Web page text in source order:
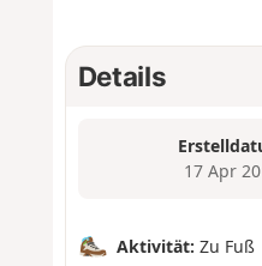
Details
17 Apr
Aktivität: Zu Fuß